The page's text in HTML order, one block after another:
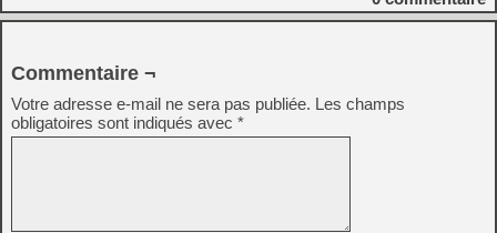
Commentaire ¬
Votre adresse e-mail ne sera pas publiée. Les champs
obligatoires sont indiqués avec *